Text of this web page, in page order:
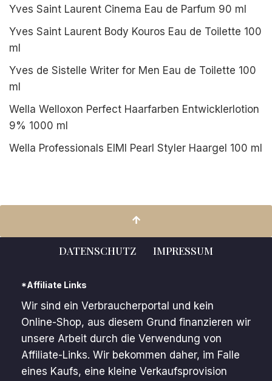
Yves Saint Laurent Cinema Eau de Parfum 90 ml
Yves Saint Laurent Body Kouros Eau de Toilette 100
ml
Yves de Sistelle Writer for Men Eau de Toilette 100
ml
Wella Welloxon Perfect Haarfarben Entwicklerlotion
9% 1000 ml
Wella Professionals EIMI Pearl Styler Haargel 100 ml
DATENSCHUTZ IMPRESSUM
*Affiliate Links
Wir sind ein Verbraucherportal und kein
Online-Shop, aus diesem Grund finanzieren wir
unsere Arbeit durch die Verwendung von
Affiliate-Links. Wir bekommen daher, im Falle
eines Kaufs, eine kleine Verkaufsprovision